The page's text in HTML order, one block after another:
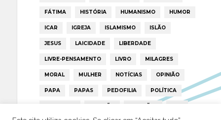
FÁTIMA HISTÓRIA HUMANISMO HUMOR
ICAR IGREJA ISLAMISMO ISLÃO
JESUS LAICIDADE LIBERDADE
LIVRE-PENSAMENTO LIVRO MILAGRES
MORAL MULHER NOTÍCIAS OPINIÃO
PAPA PAPAS PEDOFILIA POLÍTICA
PORTUGAL RELIGIÃO RELIGIÕES RTP